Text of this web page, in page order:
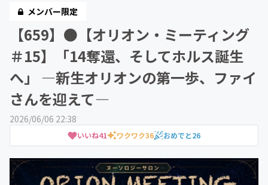
メンバー限定
【659】●【オリオン・ミーティング
＃15】「14奪還、そしてホルス誕生
へ」 ―新生オリオンの第一歩、ファイ
さんを迎えて—
2026/06/06 22:38
いいね41 ワクワク36 おめでと26